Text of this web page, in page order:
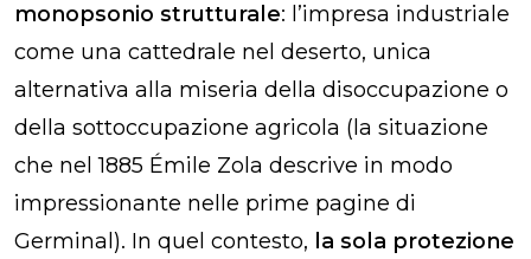
monopsonio strutturale: l’impresa industriale
come una cattedrale nel deserto, unica
alternativa alla miseria della disoccupazione o
della sottoccupazione agricola (la situazione
che nel 1885 Émile Zola descrive in modo
impressionante nelle prime pagine di
Germinal ). In quel contesto, la sola protezione